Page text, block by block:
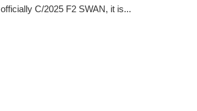
officially C/2025 F2 SWAN, it is...